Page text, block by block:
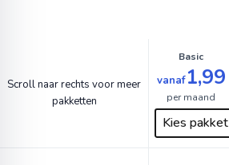
Scroll naar rechts voor meer
pakketten
Basic
vanaf1,99
per maand
Kies pakket